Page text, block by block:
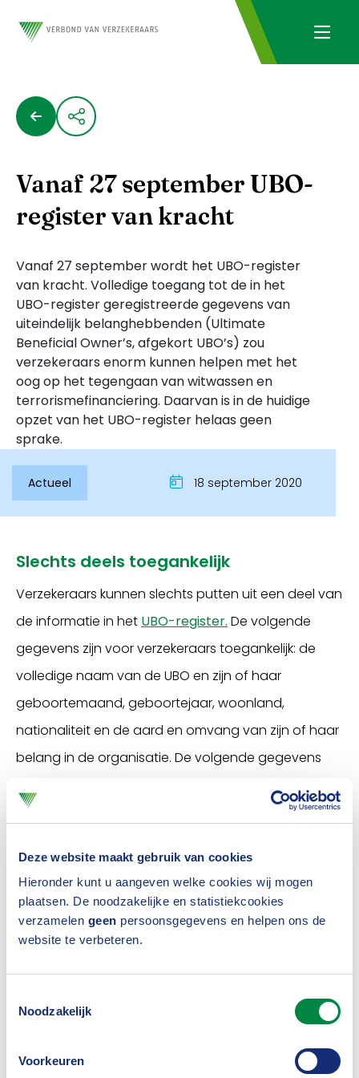
Deze website maakt gebruik van cookies
Hieronder kunt u aangeven welke cookies wij mogen
plaatsen. De noodzakelijke en statistiekcookies
verzamelen geen persoonsgegevens en helpen ons de
website te verbeteren.
Noodzakelijk
Voorkeuren
Inloggen
Vanaf 27 september UBO-
register van kracht
Vanaf 27 september wordt het UBO-register
van kracht. Volledige toegang tot de in het
UBO-register geregistreerde gegevens van
uiteindelijk belanghebbenden (Ultimate
Beneficial Owner’s, afgekort UBO’s) zou
verzekeraars enorm kunnen helpen met het
oog op het tegengaan van witwassen en
terrorismefinanciering. Daarvan is in de huidige
opzet van het UBO-register helaas geen
sprake.
Actueel 18 september 2020
Slechts deels toegankelijk
Verzekeraars kunnen slechts putten uit een deel van
de informatie in het UBO-register. De volgende
gegevens zijn voor verzekeraars toegankelijk: de
volledige naam van de UBO en zijn of haar
geboortemaand, geboortejaar, woonland,
nationaliteit en de aard en omvang van zijn of haar
belang in de organisatie. De volgende gegevens
geboorteplaats, geboorteland, woonadres en het
UBO.
Zoektocht stuk lastiger
Juist daarwringtde schoen voor verzekeraars. Voor
melden aan de verzekeraar. Dan hebben we het